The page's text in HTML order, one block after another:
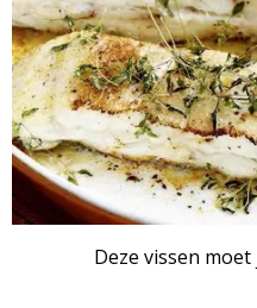
Deze vissen